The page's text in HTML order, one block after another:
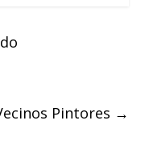
Pintores →